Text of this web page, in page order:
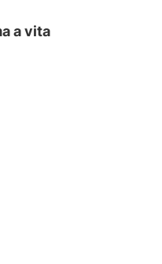
a vita